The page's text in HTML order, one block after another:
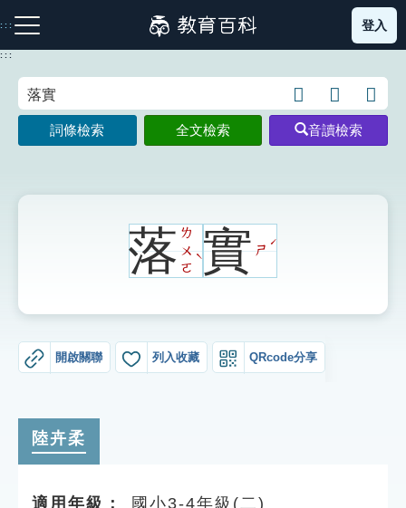
到
主
:::
注音索引圖示 筆畫索引圖示 部首索引表圖示
成語故事
索引選單
知識索引
登入
:::
語
言
搜
圖
片
搜
開
鍵
示
詞條檢索 全文檢索 音讀檢索
落ㄌ
ㄨ
ㄛ
ˋ實ㄕ
ˊ
開啟關聯 列入收藏 QRcode分享
陸卉柔
適用年級： 國小3-4年級(二)